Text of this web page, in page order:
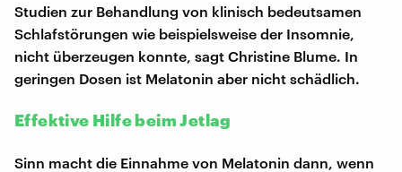
Studien zur Behandlung von klinisch bedeutsamen
Schlafstörungen wie beispielsweise der Insomnie,
nicht überzeugen konnte, sagt Christine Blume. In
geringen Dosen ist Melatonin aber nicht schädlich.
Effektive Hilfe beim Jetlag
Sinn macht die Einnahme von Melatonin dann, wenn